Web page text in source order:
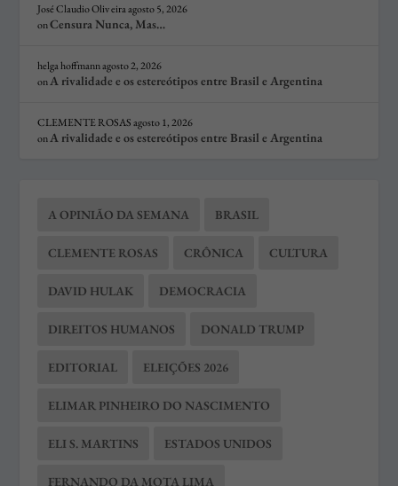
José Claudio Oliv eiraagosto 5, 2026
onCensura Nunca, Mas…
helga hoffmannagosto 2, 2026
onA rivalidade e os estereótipos entre Brasil e Argentina
CLEMENTE ROSAS agosto 1, 2026
onA rivalidade e os estereótipos entre Brasil e Argentina
A OPINIÃO DA SEMANA BRASIL
CLEMENTE ROSAS CRÔNICA CULTURA
DAVID HULAK DEMOCRACIA
DIREITOS HUMANOS DONALD TRUMP
EDITORIAL ELEIÇÕES 2026
ELIMAR PINHEIRO DO NASCIMENTO
ELI S. MARTINS ESTADOS UNIDOS
FERNANDO DA MOTA LIMA